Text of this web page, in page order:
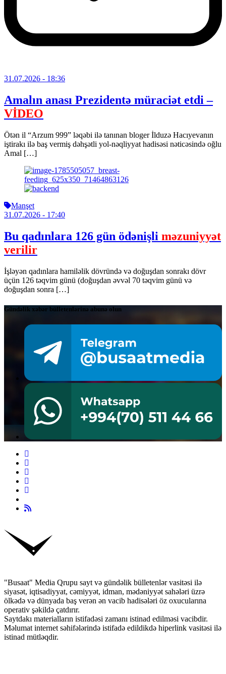
31.07.2026 - 18:36
Amalın anası Prezidentə müraciət etdi –
VİDEO
Ötən il “Arzum 999” ləqəbi ilə tanınan bloger İlduzə Hacıyevanın
iştirakı ilə baş vermiş dəhşətli yol-nəqliyyat hadisəsi nəticəsində oğlu
Amal […]
Manşet
31.07.2026 - 17:40
Bu qadınlara 126 gün ödənişli məzuniyyət
verilir
İşləyən qadınlara hamiləlik dövründə və doğuşdan sonrakı dövr
üçün 126 təqvim günü (doğuşdan əvvəl 70 təqvim günü və
doğuşdan sonra […]
Gündəlik xəbər bülletenlərinə abunə olun
"Busaat" Media Qrupu sayt və gündəlik bülletenlər vasitəsi ilə
siyasət, iqtisadiyyat, cəmiyyət, idman, mədəniyyət sahələri üzrə
ölkədə və dünyada baş verən ən vacib hadisələri öz oxucularına
operativ şəkildə çatdırır.
Saytdakı materialların istifadəsi zamanı istinad edilməsi vacibdir.
Məlumat internet səhifələrində istifadə edildikdə hiperlink vasitəsi ilə
istinad mütləqdir.